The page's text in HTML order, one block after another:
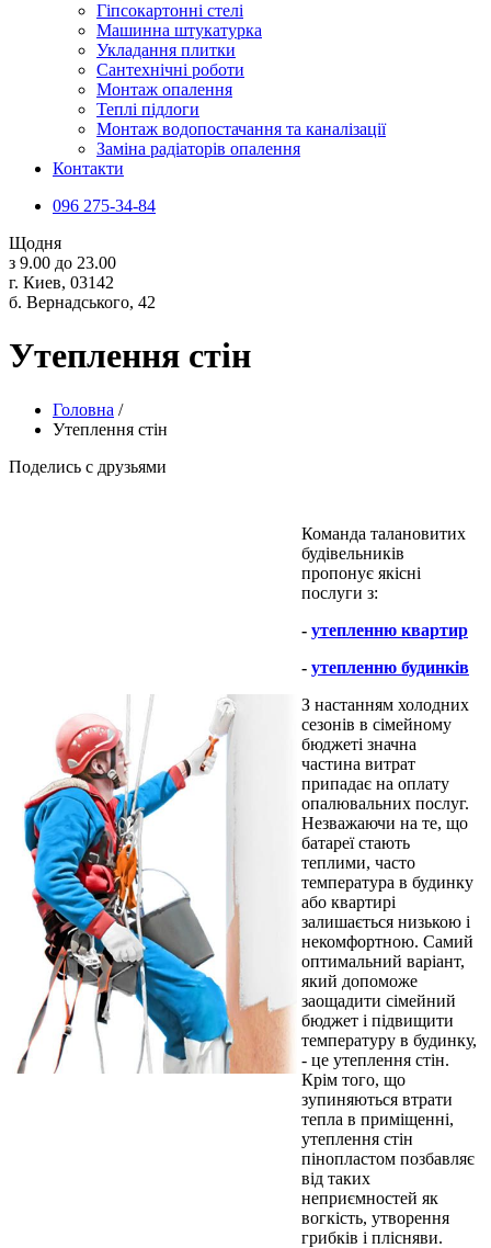
Гіпсокартонні стелі
Машинна штукатурка
Укладання плитки
Сантехнічні роботи
Монтаж опалення
Теплі підлоги
Монтаж водопостачання та каналізації
Заміна радіаторів опалення
Контакти
096 275-34-84
Щодня
з 9.00 до 23.00
г. Киев, 03142
б. Вернадського, 42
Утеплення стін
Головна /
Утеплення стін
Поделись с друзьями
Команда талановитих
будівельників
пропонує якісні
послуги з:
- утепленню квартир
- утепленню будинків
З настанням холодних
сезонів в сімейному
бюджеті значна
частина витрат
припадає на оплату
опалювальних послуг.
Незважаючи на те, що
батареї стають
теплими, часто
температура в будинку
або квартирі
залишається низькою і
некомфортною. Самий
оптимальний варіант,
який допоможе
заощадити сімейний
бюджет і підвищити
температуру в будинку,
- це утеплення стін.
Крім того, що
зупиняються втрати
тепла в приміщенні,
утеплення стін
пінопластом позбавляє
від таких
неприємностей як
вогкість, утворення
грибків і плісняви.